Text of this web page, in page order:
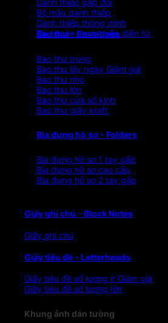
Danh thiếp gấp đôi
Bộ mẫu danh thiếp
Danh thiếp thông minh
Tài khoản danh thiếp điện tử
Bao thư - Envelopes
Bao thư trung
Bao thư lấy ngay
Bao thư nhỏ
Bao thư lớn
Bao thư cửa sổ kính
Bao thư giấy kraft
Bìa đựng hồ sơ - Folders
Bìa đựng hồ sơ 1 tay gấp
Bìa đựng hồ sơ cao cấp
Bìa đựng hồ sơ 2 tay gấp
Giấy ghi chú - Block Notes
Giấy ghi chú
Giấy tiêu đề - Letterheads
Giấy tiêu đề số lượng ít
Giấy tiêu đề số lượng lớn
Khung ảnh dán tường